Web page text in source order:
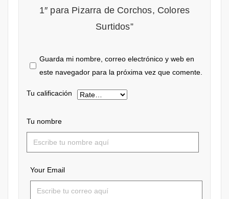
1″ para Pizarra de Corchos, Colores
Surtidos”
Tu nombre
Your Email
Guarda mi nombre, correo electrónico y web en
este navegador para la próxima vez que comente.
Tu calificación